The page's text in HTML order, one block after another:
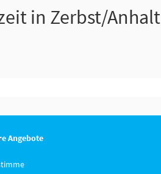
in Zerbst/Anhalt
Angebote